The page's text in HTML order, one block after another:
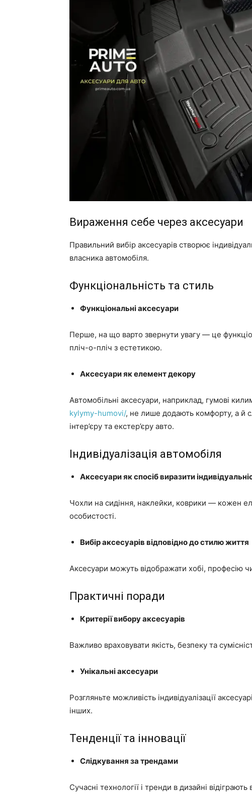
Вираження себе через аксесуари
Правильний вибір аксесуарів створює
власника автомобіля.
Функціональність та стиль
Функціональні аксесуари
Перше, на що варто звернути увагу — це
пліч-о-пліч з естетикою.
Аксесуари як елемент декору
Автомобільні аксесуари, наприклад, гумові
kylymy-humovi/, не лише додають комфорту, а й
інтер’єру та екстер’єру авто.
Індивідуалізація автомобіля
Аксесуари як спосіб виразити
Чохли на сидіння, наклейки, коврики — кожен
особистості.
Вибір аксесуарів відповідно до стилю життя
Аксесуари можуть відображати хобі, професію
Практичні поради
Критерії вибору аксесуарів
Важливо враховувати якість, безпеку та
Унікальні аксесуари
Розгляньте можливість індивідуалізації
інших.
Тенденції та інновації
Слідкування за трендами
Сучасні технології і тренди в дизайні